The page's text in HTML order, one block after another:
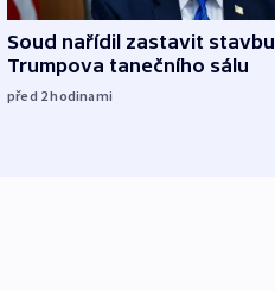
Soud nařídil zastavit stavbu
Trumpova tanečního sálu
před 2hodinami